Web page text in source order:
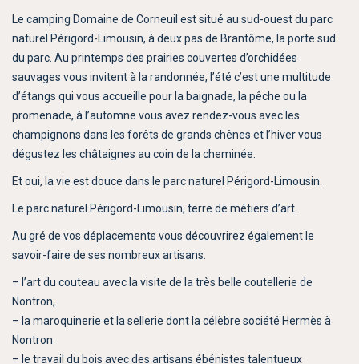
Le camping Domaine de Corneuil est situé au sud-ouest du parc
naturel Périgord-Limousin, à deux pas de Brantôme, la porte sud
du parc. Au printemps des prairies couvertes d’orchidées
sauvages vous invitent à la randonnée, l’été c’est une multitude
d’étangs qui vous accueille pour la baignade, la pêche ou la
promenade, à l’automne vous avez rendez-vous avec les
champignons dans les forêts de grands chênes et l’hiver vous
dégustez les châtaignes au coin de la cheminée.
Et oui, la vie est douce dans le parc naturel Périgord-Limousin.
Le parc naturel Périgord-Limousin, terre de métiers d’art.
Au gré de vos déplacements vous découvrirez également le
savoir-faire de ses nombreux artisans:
– l’art du couteau avec la visite de la très belle coutellerie de
Nontron,
– la maroquinerie et la sellerie dont la célèbre société Hermès à
Nontron
– le travail du bois avec des artisans ébénistes talentueux